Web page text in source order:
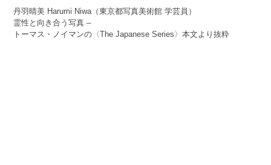
丹羽晴美 Harumi Niwa（東京都写真美術館 学芸員）
霊性と向き合う写真 –
トーマス・ノイマンの〈The Japanese Series〉本文より抜粋